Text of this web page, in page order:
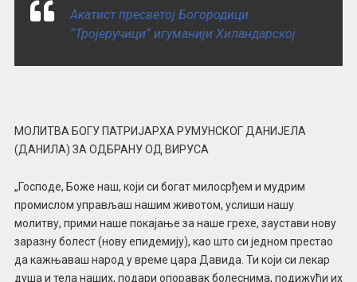
Акатист пресветој Богородици
“Тројеручици“ игуманији Хиландарској
МОЛИТВА БОГУ ПАТРИЈАРХА РУМУНСКОГ ДАНИЈЕЛА
(ДАНИЛА) ЗА ОДБРАНУ ОД ВИРУСА
„Господе, Боже наш, који си богат милосрђем и мудрим
промислом управљаш нашим животом, услиши нашу
молитву, прими наше покајање за наше грехе, заустави нову
заразну болест (нову епидемију), као што си једном престао
да кажњаваш народ у време цара Давида. Ти који си лекар
душа и тела наших, подари опоравак болеснима, подижући их